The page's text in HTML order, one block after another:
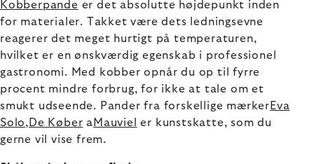
Kobberpande er det absolutte højdepunkt inden
for materialer. Takket være dets ledningsevne
reagerer det meget hurtigt på temperaturen,
hvilket er en ønskværdig egenskab i professionel
gastronomi. Med kobber opnår du op til fyrre
procent mindre forbrug, for ikke at tale om et
smukt udseende. Pander fra forskellige mærker Eva
Solo, De Køber a Mauviel
er kunstskatte, som du
gerne vil vise frem.